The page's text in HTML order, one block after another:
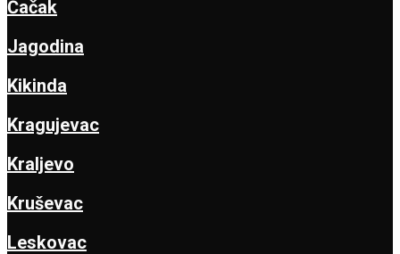
Čačak
Jagodina
Kikinda
Kragujevac
Kraljevo
Kruševac
Leskovac